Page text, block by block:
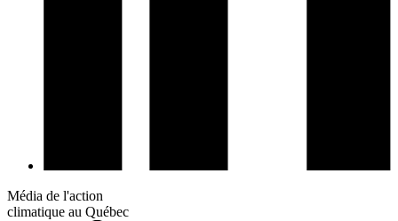
Média de l'action
climatique au Québec